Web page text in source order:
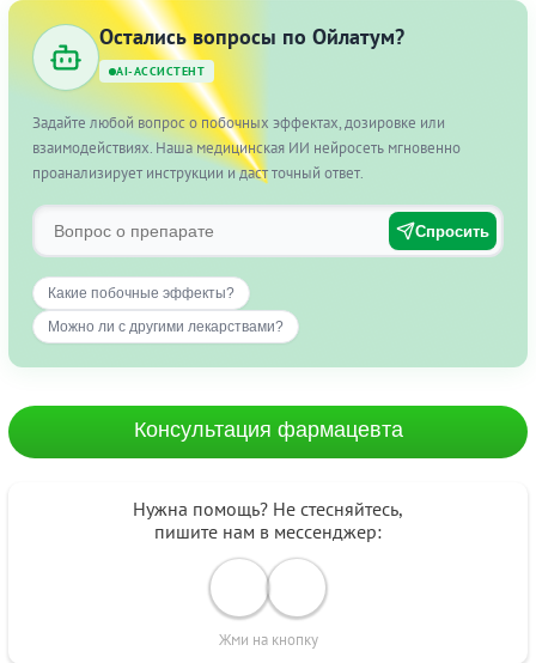
Остались вопросы по Ойлатум?
AI-АССИСТЕНТ
Задайте любой вопрос о побочных эффектах, дозировке или
взаимодействиях. Наша медицинская ИИ нейросеть мгновенно
проанализирует инструкции и даст точный ответ.
Спросить
Какие побочные эффекты?
Можно ли с другими лекарствами?
Консультация фармацевта
Нужна помощь? Не стесняйтесь,
пишите нам в мессенджер:
Жми на кнопку